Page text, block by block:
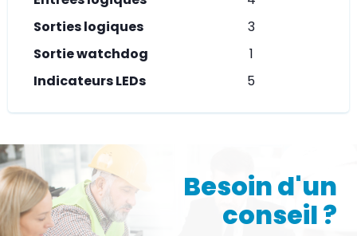
Sorties logiques
3
Sortie watchdog
1
Indicateurs LEDs
5
Besoin d'un
conseil ?